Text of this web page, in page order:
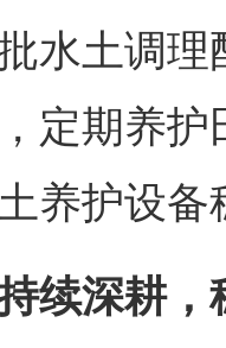
水土调
定期养
养护设备
续深耕